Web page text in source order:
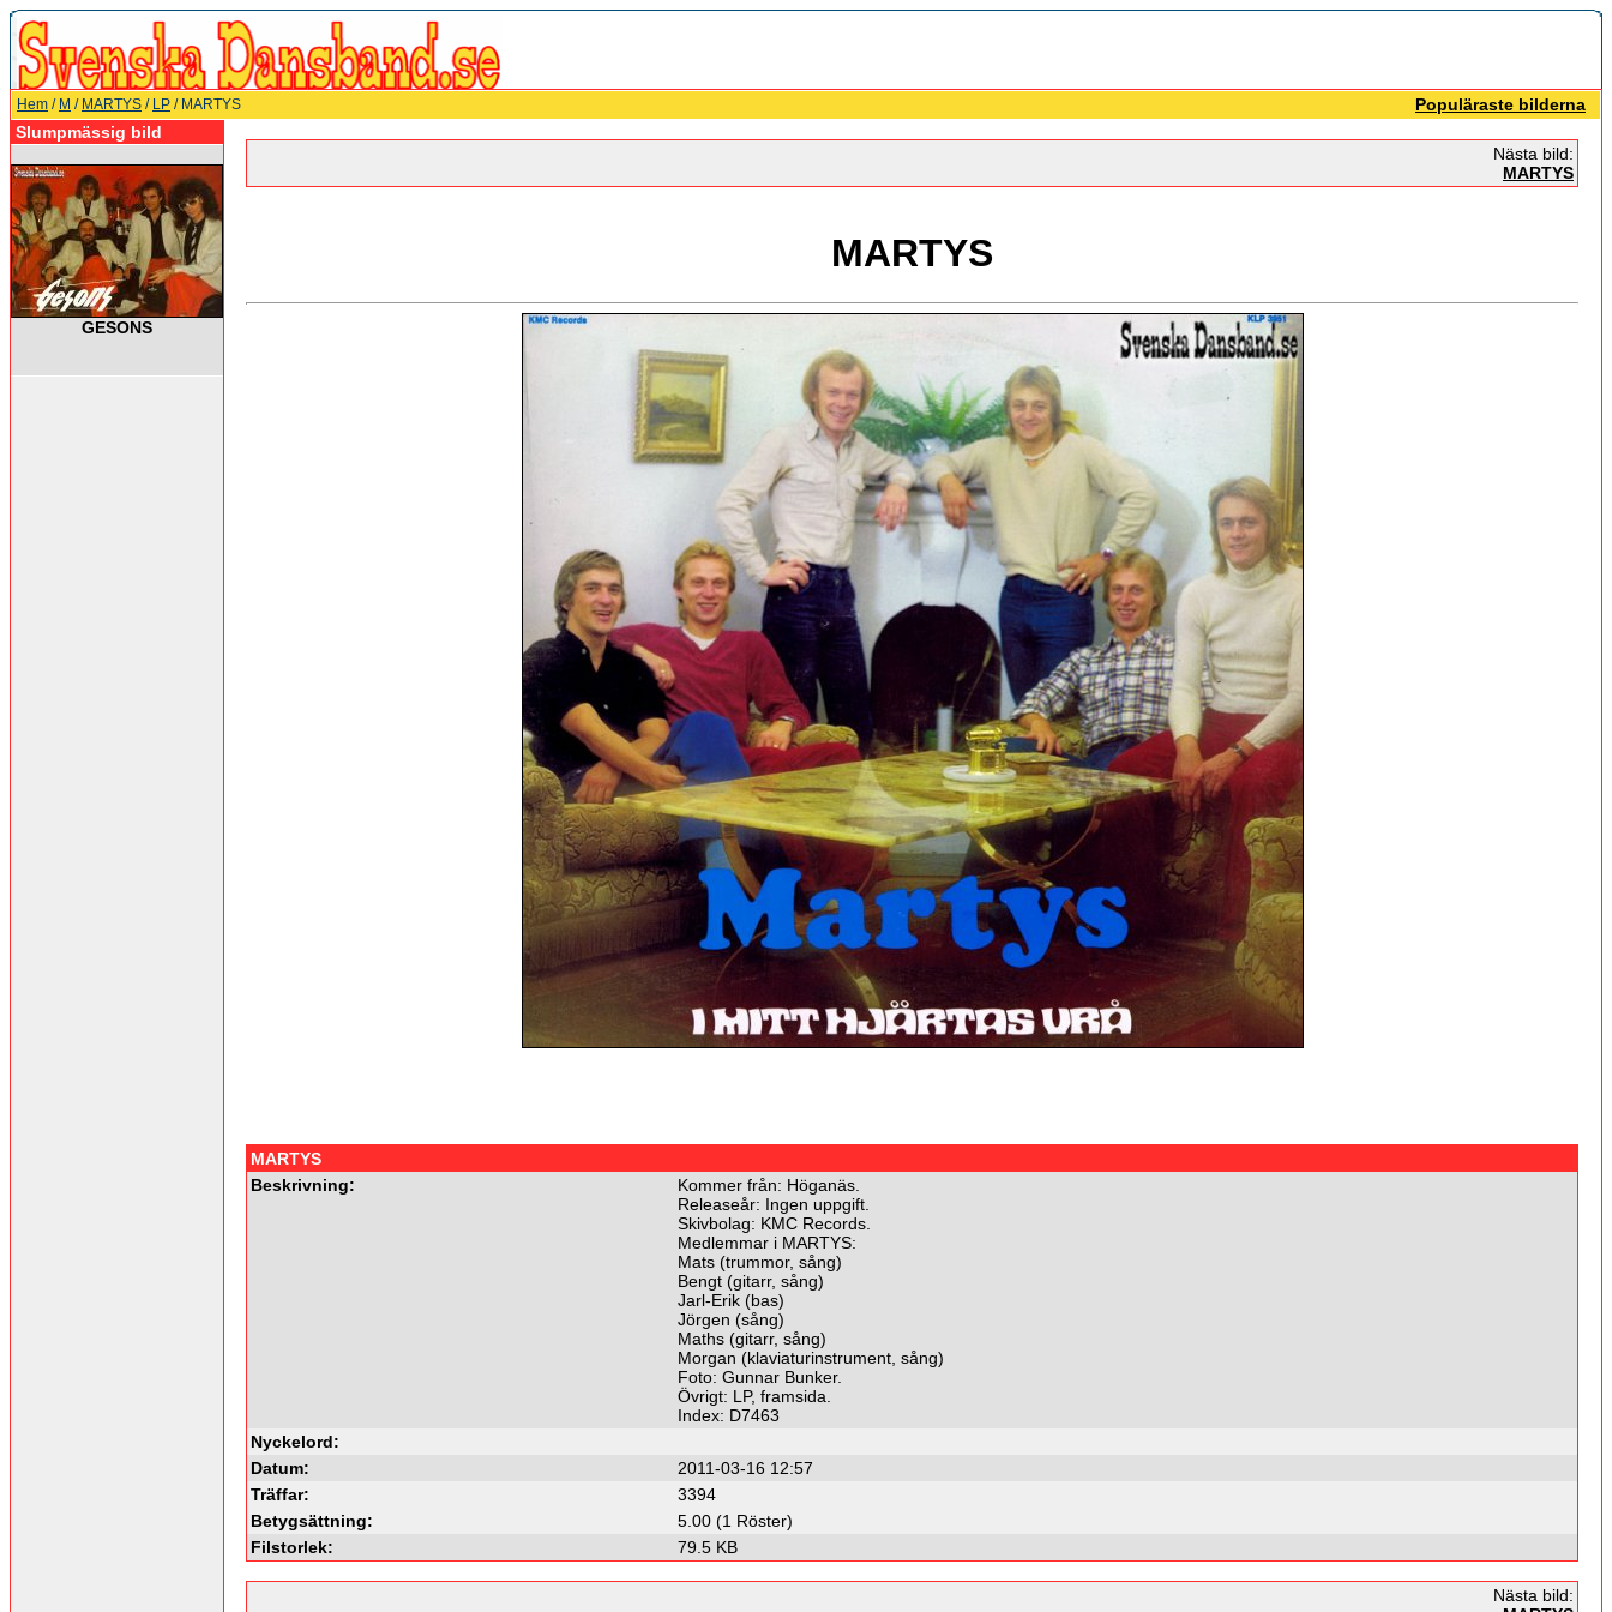
Hem / M / MARTYS / LP / MARTYS
Populäraste bilderna
Slumpmässig bild
GESONS
Nästa bild:
MARTYS
MARTYS
MARTYS
Beskrivning:
Kommer från: Höganäs.
Releaseår: Ingen uppgift.
Skivbolag: KMC Records.
Medlemmar i MARTYS:
Mats (trummor, sång)
Bengt (gitarr, sång)
Jarl-Erik (bas)
Jörgen (sång)
Maths (gitarr, sång)
Morgan (klaviaturinstrument, sång)
Foto: Gunnar Bunker.
Övrigt: LP, framsida.
Index: D7463
Nyckelord:
Datum:
2011-03-16 12:57
Träffar:
3394
Betygsättning:
5.00 (1 Röster)
Filstorlek:
79.5 KB
Nästa bild: